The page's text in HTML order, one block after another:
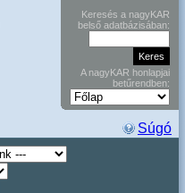
Keresés a nagyKAR
belső adatbázisában:
A nagyKAR honlapjai
betűrendben:
Súgó